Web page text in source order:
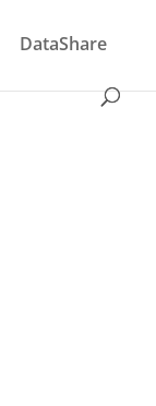
DataShare